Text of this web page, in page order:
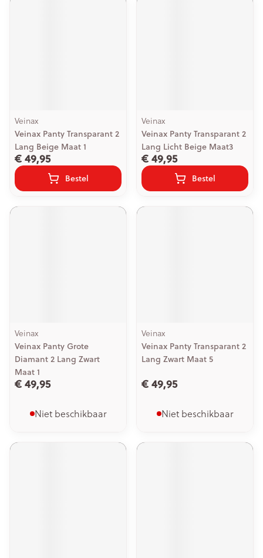
Veinax
Veinax Panty Transparant 2
Lang Beige Maat 1
€ 49,95
Bestel
Veinax
Veinax Panty Transparant 2
Lang Licht Beige Maat3
€ 49,95
Bestel
Veinax
Veinax Panty Grote
Diamant 2 Lang Zwart
Maat 1
€ 49,95
Niet beschikbaar
Veinax
Veinax Panty Transparant 2
Lang Zwart Maat 5
€ 49,95
Niet beschikbaar